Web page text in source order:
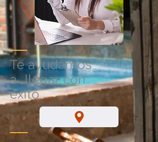
Te ayudamos
a llegar con
éxito